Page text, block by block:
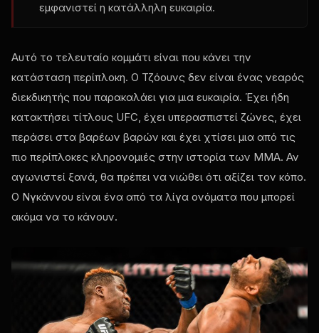
εμφανιστεί η κατάλληλη ευκαιρία.
Αυτό το τελευταίο κομμάτι είναι που κάνει την
κατάσταση περίπλοκη. Ο Τζόουνς δεν είναι ένας νεαρός
διεκδικητής που παρακαλάει για μια ευκαιρία. Έχει ήδη
κατακτήσει τίτλους UFC, έχει υπερασπιστεί ζώνες, έχει
περάσει στα βαρέων βαρών και έχει χτίσει μια από τις
πιο περίπλοκες κληρονομιές στην ιστορία των MMA. Αν
αγωνιστεί ξανά, θα πρέπει να νιώθει ότι αξίζει τον κόπο.
Ο Νγκάννου είναι ένα από τα λίγα ονόματα που μπορεί
ακόμα να το κάνουν.